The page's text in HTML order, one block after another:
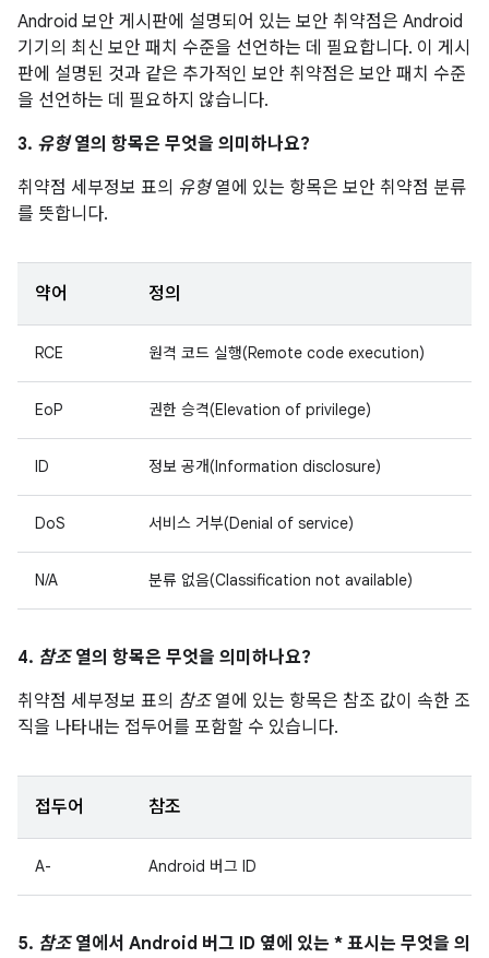
Android 보안 게시판에 설명되어 있는 보안 취약점은 Android
기기의 최신 보안 패치 수준을 선언하는 데 필요합니다. 이 게시
판에 설명된 것과 같은 추가적인 보안 취약점은 보안 패치 수준
을 선언하는 데 필요하지 않습니다.
3. 유형열의 항목은 무엇을 의미하나요?
취약점 세부정보 표의 유형열에 있는 항목은 보안 취약점 분류
를 뜻합니다.
약어 정의
RCE 원격 코드 실행(Remote code execution)
EoP 권한 승격(Elevation of privilege)
ID 정보 공개(Information disclosure)
DoS 서비스 거부(Denial of service)
N/A 분류 없음(Classification not available)
4. 참조열의 항목은 무엇을 의미하나요?
취약점 세부정보 표의 참조열에 있는 항목은 참조 값이 속한 조
직을 나타내는 접두어를 포함할 수 있습니다.
접두어 참조
A- Android 버그 ID
5. 참조열에서 Android 버그 ID 옆에 있는 * 표시는 무엇을 의